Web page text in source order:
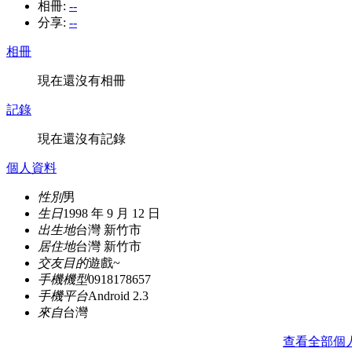
相冊: --
分享: --
相冊
現在還沒有相冊
記錄
現在還沒有記錄
個人資料
性別男
生日1998 年 9 月 12 日
出生地台灣 新竹市
居住地台灣 新竹市
交友目的遊戲~
手機機型0918178657
手機平台Android 2.3
來自台灣
查看全部個